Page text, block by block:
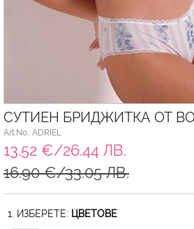
СУТИЕН БРИДЖИТКА ОТ
Art.No.: ADRIEL
13.52 €/26.44 ЛВ.
16.90 €/33.05 ЛВ.
1. ИЗБЕРЕТЕ: ЦВЕТОВЕ